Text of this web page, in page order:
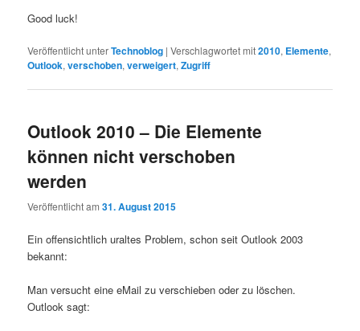
Good luck!
Veröffentlicht unterTechnoblog |Verschlagwortet mit2010, Elemente,
Outlook,verschoben,verweigert,Zugriff
Outlook 2010 – Die Elemente
können nicht verschoben
werden
Veröffentlicht am31. August 2015
Ein offensichtlich uraltes Problem, schon seit Outlook 2003
bekannt:
Man versucht eine eMail zu verschieben oder zu löschen.
Outlook sagt: